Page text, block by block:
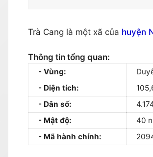
Trà Cang là một xã của huyện
Thông tin tổng quan:
Vùng:
Diện tích:
Dân số:
Mật độ:
40
Mã hành chính: